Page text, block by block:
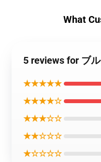
What
5 reviews for ブ
★★★★★
★★★★☆
★★★☆☆
★★☆☆☆
★☆☆☆☆